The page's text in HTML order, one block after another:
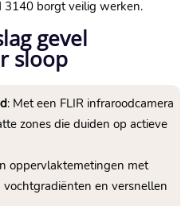
3140 borgt veilig werken.​
gevel
sloop
: Met een FLIR infraroodcamera
zones die duiden op actieve
oppervlaktemetingen met
en versnellen